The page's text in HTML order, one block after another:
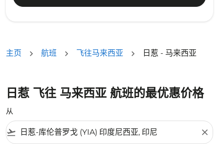
主页 航班 飞往马来西亚 日惹 - 马来西亚
日惹 飞往 马来西亚 航班的最优惠价格
从
flight_takeoff close